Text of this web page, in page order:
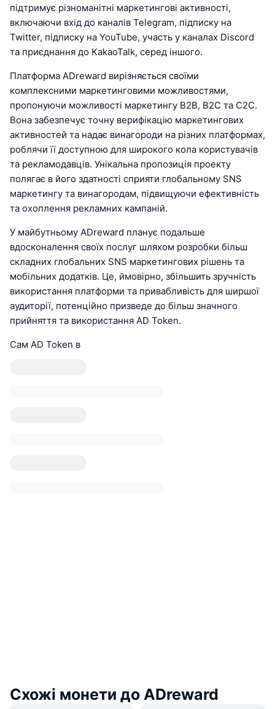
підтримує різноманітні маркетингові активності,
включаючи вхід до каналів Telegram, підписку на
Twitter, підписку на YouTube, участь у каналах Discord
та приєднання до KakaoTalk, серед іншого.
Платформа ADreward вирізняється своїми
комплексними маркетинговими можливостями,
пропонуючи можливості маркетингу B2B, B2C та C2C.
Вона забезпечує точну верифікацію маркетингових
активностей та надає винагороди на різних платформах,
роблячи її доступною для широкого кола користувачів
та рекламодавців. Унікальна пропозиція проекту
полягає в його здатності сприяти глобальному SNS
маркетингу та винагородам, підвищуючи ефективність
та охоплення рекламних кампаній.
У майбутньому ADreward планує подальше
вдосконалення своїх послуг шляхом розробки більш
складних глобальних SNS маркетингових рішень та
мобільних додатків. Це, ймовірно, збільшить зручність
використання платформи та привабливість для ширшої
аудиторії, потенційно призведе до більш значного
прийняття та використання AD Token.
Сам AD Token в
Схожі монети до ADreward